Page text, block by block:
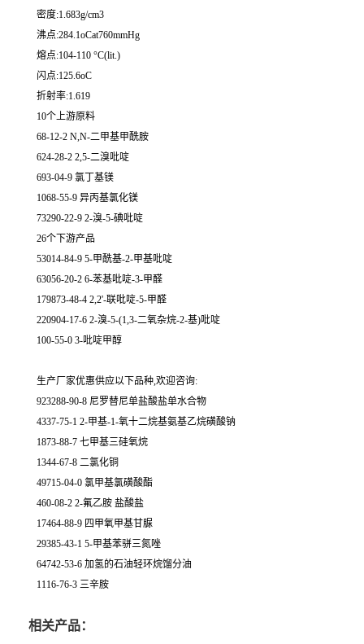
密度:1.683g/cm3
沸点:284.1oCat760mmHg
熔点:104-110 °C(lit.)
闪点:125.6oC
折射率:1.619
10个上游原料
68-12-2 N,N-二甲基甲酰胺
624-28-2 2,5-二溴吡啶
693-04-9 氯丁基镁
1068-55-9 异丙基氯化镁
73290-22-9 2-溴-5-碘吡啶
26个下游产品
53014-84-9 5-甲酰基-2-甲基吡啶
63056-20-2 6-苯基吡啶-3-甲醛
179873-48-4 2,2'-联吡啶-5-甲醛
220904-17-6 2-溴-5-(1,3-二氧杂烷-2-基)吡啶
100-55-0 3-吡啶甲醇
生产厂家优惠供应以下品种,欢迎咨询:
923288-90-8 尼罗替尼单盐酸盐单水合物
4337-75-1 2-甲基-1-氧十二烷基氨基乙烷磺酸钠
1873-88-7 七甲基三硅氧烷
1344-67-8 二氯化铜
49715-04-0 氯甲基氯磺酸酯
460-08-2 2-氟乙胺 盐酸盐
17464-88-9 四甲氧甲基甘脲
29385-43-1 5-甲基苯骈三氮唑
64742-53-6 加氢的石油轻环烷馏分油
1116-76-3 三辛胺
相关产品：